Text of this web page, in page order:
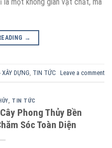
là một không gian vật chất, mà
→
XÂY DỰNG TIN TỨC Leave a comment
, TIN TỨC
Phong Thủy Bền
Sóc Toàn Diện